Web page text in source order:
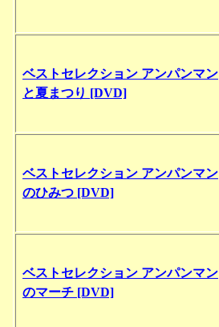
ベストセレクション アンパンマン
と夏まつり [DVD]
ベストセレクション アンパンマン
のひみつ [DVD]
ベストセレクション アンパンマン
のマーチ [DVD]